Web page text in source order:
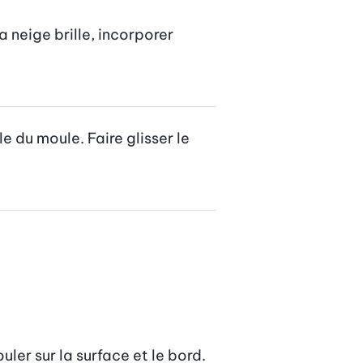
neige brille, incorporer
du moule. Faire glisser le
sur la surface et le bord.